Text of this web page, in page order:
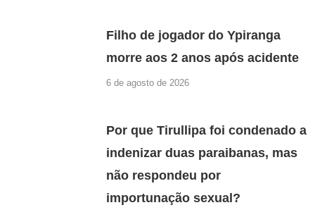
Filho de jogador do Ypiranga
morre aos 2 anos após acidente
6 de agosto de 2026
Por que Tirullipa foi condenado a
indenizar duas paraibanas, mas
não respondeu por
importunação sexual?